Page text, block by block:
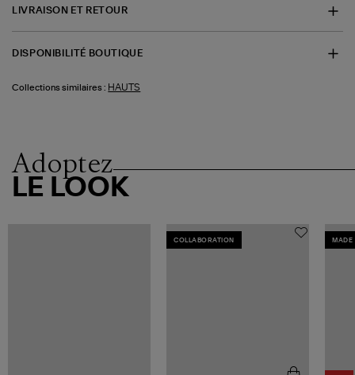
LIVRAISON ET RETOUR
DISPONIBILITÉ BOUTIQUE
Collections similaires : HAUTS
Adoptez
LE LOOK
COLLABORATION MADE